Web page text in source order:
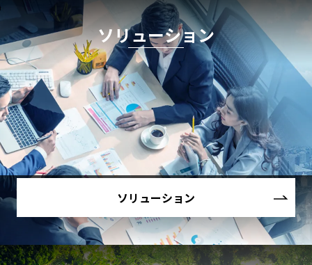
ソリューション
ソリューション